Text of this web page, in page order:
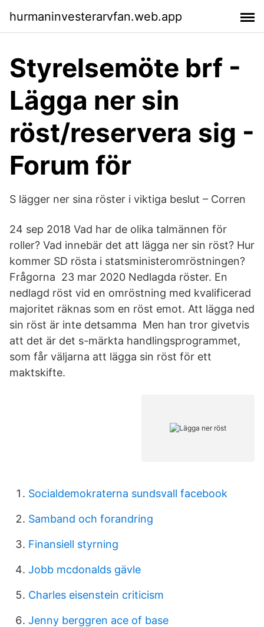
hurmaninvesterarvfan.web.app
Styrelsemöte brf -
Lägga ner sin
röst/reservera sig -
Forum för
S lägger ner sina röster i viktiga beslut – Corren
24 sep 2018 Vad har de olika talmännen för
roller? Vad innebär det att lägga ner sin röst? Hur
kommer SD rösta i statsministeromröstningen?
Frågorna 23 mar 2020 Nedlagda röster. En
nedlagd röst vid en omröstning med kvalificerad
majoritet räknas som en röst emot. Att lägga ned
sin röst är inte detsamma Men han tror givetvis
att det är det s-märkta handlingsprogrammet,
som får väljarna att lägga sin röst för ett
maktskifte.
Socialdemokraterna sundsvall facebook
Samband och forandring
Finansiell styrning
Jobb mcdonalds gävle
Charles eisenstein criticism
Jenny berggren ace of base